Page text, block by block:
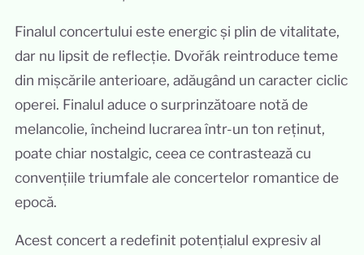
Finalul concertului este energic și plin de vitalitate,
dar nu lipsit de reflecție. Dvořák reintroduce teme
din mișcările anterioare, adăugând un caracter ciclic
operei. Finalul aduce o surprinzătoare notă de
melancolie, încheind lucrarea într-un ton reținut,
poate chiar nostalgic, ceea ce contrastează cu
convențiile triumfale ale concertelor romantice de
epocă.
Acest concert a redefinit potențialul expresiv al